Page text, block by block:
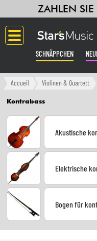
ZAHLEN
SCHNÄPPCHEN
Langue
Gitarre & Bass
Verstärker &
Synths & samplers
Studio
Accueil Violinen & Quartett
Kontrabass
Akustische
Elektrische
Bogen für